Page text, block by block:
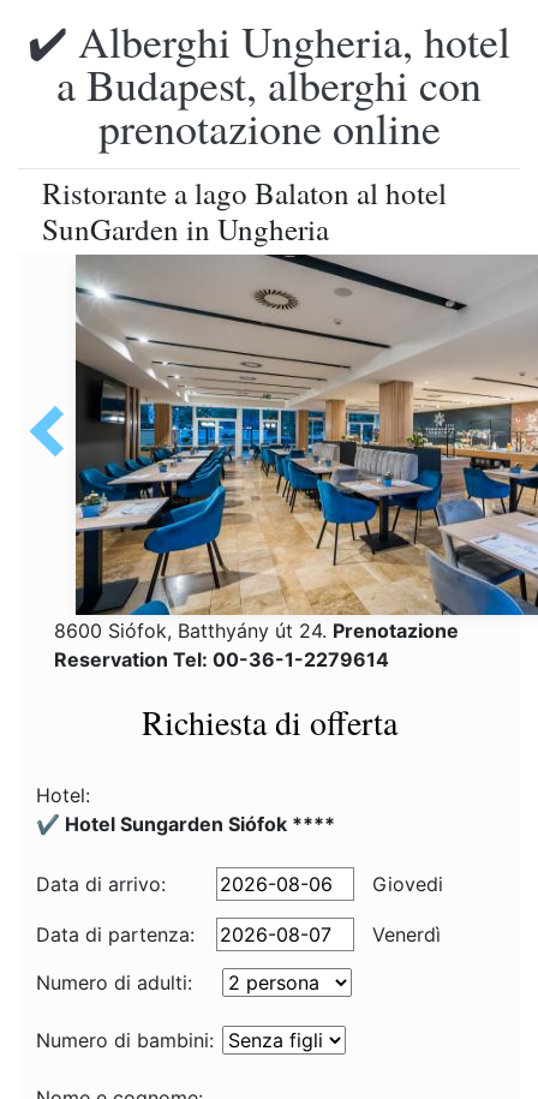
✔️ Alberghi Ungheria, hotel
a Budapest, alberghi con
prenotazione online
Ristorante a lago Balaton al hotel
SunGarden in Ungheria
8600 Siófok, Batthyány út 24. Prenotazione
Reservation Tel: 00-36-1-2279614
Richiesta di offerta
Hotel:
✔️ Hotel Sungarden Siófok ****
Data di arrivo: Giovedi
Data di partenza:
Venerdì
Numero di adulti:
Numero di bambini: